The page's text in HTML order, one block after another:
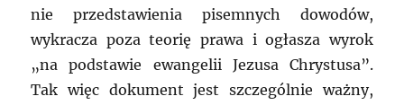
nie przedstawienia pisemnych dowodów,
wykracza poza teorię prawa i ogłasza wyrok
„na podstawie ewangelii Jezusa Chrystusa”.
Tak więc dokument jest szczególnie ważny,